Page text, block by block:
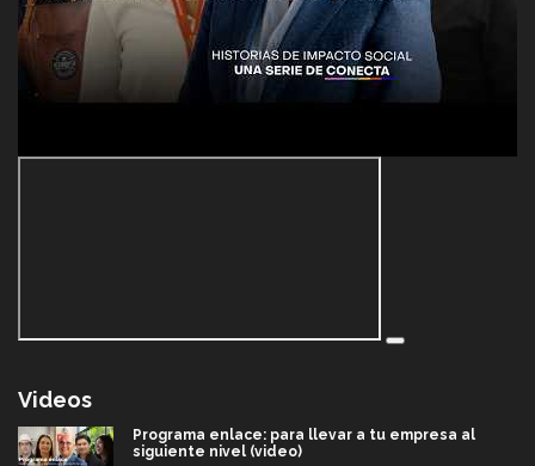
Videos
Programa enlace: para llevar a tu empresa al
siguiente nivel (video)